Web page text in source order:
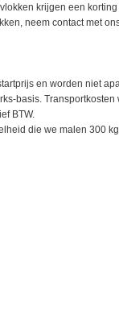
krijgen een
neem contact met
en worden niet
basis.
BTW.
die we malen 300